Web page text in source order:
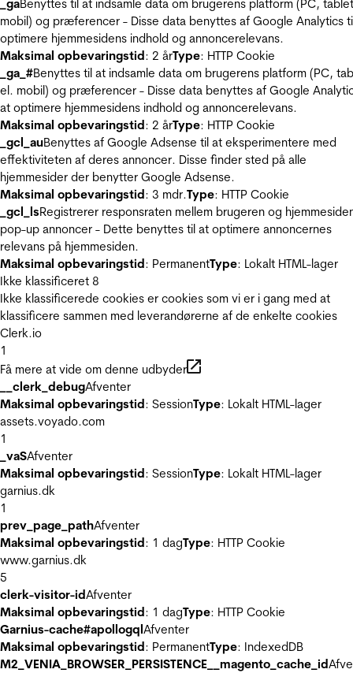
_gaBenyttes til at indsamle data om brugerens platform (PC,
mobil) og præferencer - Disse data benyttes af Google Analytics
optimere hjemmesidens indhold og annoncerelevans.
Maksimal opbevaringstid: 2 årType: HTTP Cookie
_ga_#Benyttes til at indsamle data om brugerens platform (PC,
el. mobil) og præferencer - Disse data benyttes af Google
at optimere hjemmesidens indhold og annoncerelevans.
Maksimal opbevaringstid: 2 årType: HTTP Cookie
_gcl_auBenyttes af Google Adsense til at eksperimentere med
effektiviteten af deres annoncer. Disse finder sted på alle
hjemmesider der benytter Google Adsense.
Maksimal opbevaringstid: 3 mdr.Type: HTTP Cookie
_gcl_lsRegistrerer responsraten mellem brugeren og
pop-up annoncer - Dette benyttes til at optimere annoncernes
relevans på hjemmesiden.
Maksimal opbevaringstid: PermanentType: Lokalt HTML-lager
Ikke klassificeret 8
Ikke klassificerede cookies er cookies som vi er i gang med at
klassificere sammen med leverandørerne af de enkelte cookies
Clerk.io
1
Få mere at vide om denne udbyder
__clerk_debugAfventer
Maksimal opbevaringstid: SessionType: Lokalt HTML-lager
assets.voyado.com
1
_vaSAfventer
Maksimal opbevaringstid: SessionType: Lokalt HTML-lager
garnius.dk
1
prev_page_pathAfventer
Maksimal opbevaringstid: 1 dagType: HTTP Cookie
www.garnius.dk
5
clerk-visitor-idAfventer
Maksimal opbevaringstid: 1 dagType: HTTP Cookie
Garnius-cache#apollogqlAfventer
Maksimal opbevaringstid: PermanentType: IndexedDB
M2_VENIA_BROWSER_PERSISTENCE__magento_cache_id